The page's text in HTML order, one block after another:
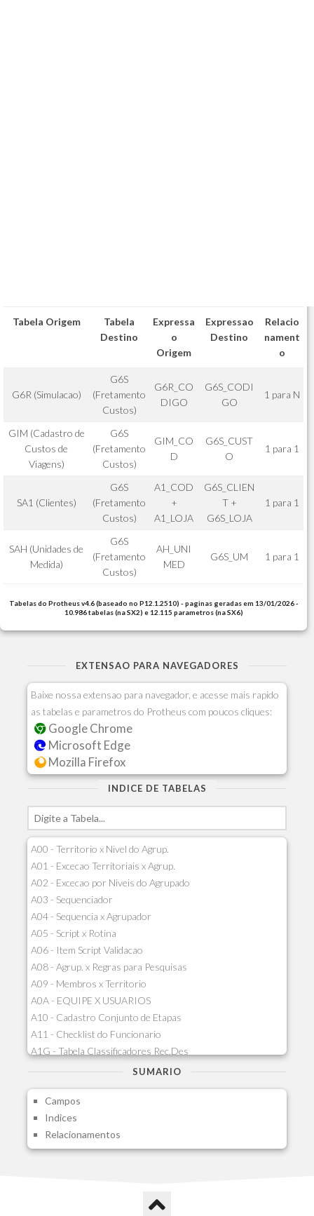
Tabela Origem
Tabela
Destino
Expressa
o
Origem
Expressao
Destino
Relacio
nament
o
G6R (Simulacao)
G6S
(Fretamento
Custos)
G6R_CO
DIGO
G6S_CODI
GO
1 para N
GIM (Cadastro de
Custos de
Viagens)
G6S
(Fretamento
Custos)
GIM_CO
D
G6S_CUST
O
1 para 1
SA1 (Clientes)
G6S
(Fretamento
Custos)
A1_COD
+
A1_LOJA
G6S_CLIEN
T +
G6S_LOJA
1 para 1
SAH (Unidades de
Medida)
G6S
(Fretamento
Custos)
AH_UNI
MED
G6S_UM 1 para 1
Tabelas do Protheus v4.6 (baseado no P12.1.2510) - paginas geradas em 13/01/2026 -
10.986 tabelas (na SX2) e 12.115 parametros (na SX6)
EXTENSAO PARA NAVEGADORES
Baixe nossa extensao para navegador, e acesse mais rapido
as tabelas e parametros do Protheus com poucos cliques:
Google Chrome
Microsoft Edge
Mozilla Firefox
INDICE DE TABELAS
A00 - Territorio x Nivel do Agrup.
A01 - Excecao Territoriais x Agrup.
A02 - Excecao por Niveis do Agrupado
A03 - Sequenciador
A04 - Sequencia x Agrupador
A05 - Script x Rotina
A06 - Item Script Validacao
A08 - Agrup. x Regras para Pesquisas
A09 - Membros x Territorio
A0A - EQUIPE X USUARIOS
A10 - Cadastro Conjunto de Etapas
A11 - Checklist do Funcionario
A1G - Tabela Classificadores Rec.Des
A1H - Itens Tabela Classif.Rec.Desp.
A1J - Itens Aglutinadores Visao
A1N - Tipos de Card
A1O - Cards Dashboard
A1P - Tipos de Charts
A1S - Notificacoes do Vendedor
SUMARIO
Campos
Indices
Relacionamentos